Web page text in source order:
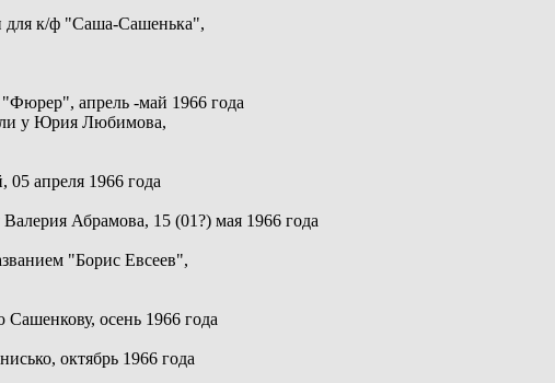
для к/ф "Саша-Сашенька",
апрель -май 1966 года
у Юрия Любимова,
апреля 1966 года
Абрамова, 15 (01?) мая 1966 года
"Борис Евсеев",
осень 1966 года
октябрь 1966 года